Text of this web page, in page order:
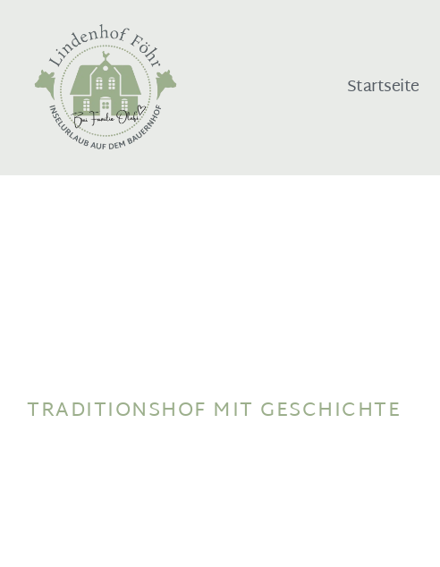
Startseite
TRADITIONSHOF MIT GESCHICHTE